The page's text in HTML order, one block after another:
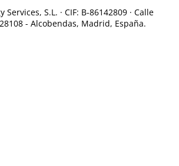
S.L. · CIF: B-86142809 · Calle
- Alcobendas, Madrid, España.